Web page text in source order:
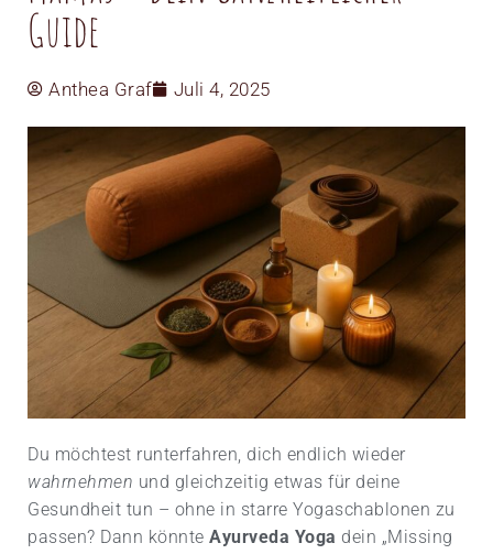
Guide
Anthea Graf Juli 4, 2025
Du möchtest runter­fahren, dich endlich wieder
wahrnehmen und gleichzeitig etwas für deine
Gesundheit tun – ohne in starre Yoga­schablonen zu
passen? Dann könnte Ayurveda Yoga dein „Missing